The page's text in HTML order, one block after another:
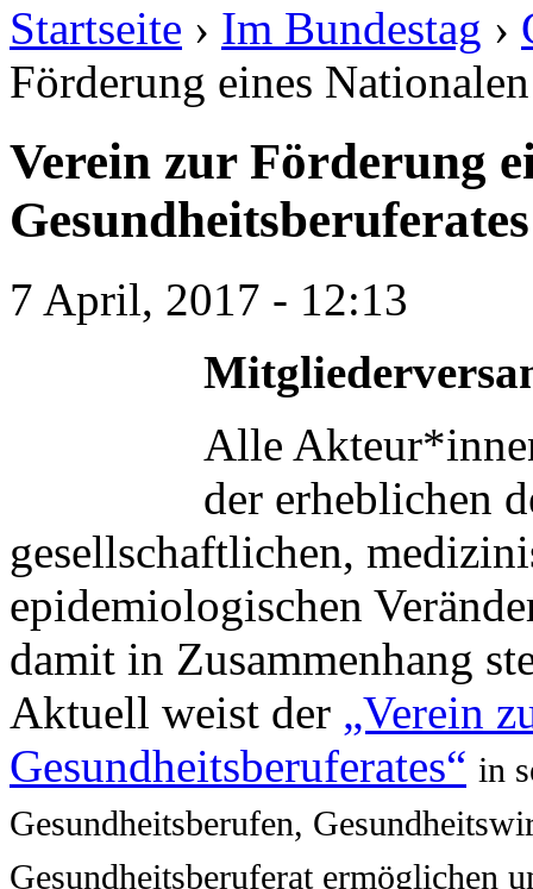
Startseite › Im Bundestag ›
Förderung eines
Verein zur Förderung
Gesundheitsberuferates
7 April, 2017 - 12:13
Alle
der erheblichen
gesellschaftlichen,
epidemiologischen
damit in Zusammenhang
Aktuell weist der „Verein
Gesundheitsberuferates“ in
Gesundheitsberufen,
Gesundheitsberuferat ermöglichen